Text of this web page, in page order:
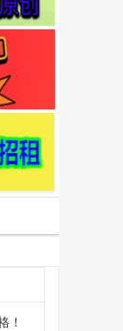
！